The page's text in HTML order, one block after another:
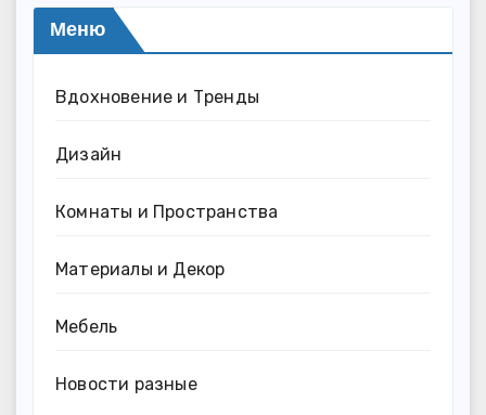
Меню
Вдохновение и Тренды
Дизайн
Комнаты и Пространства
Материалы и Декор
Мебель
Новости разные